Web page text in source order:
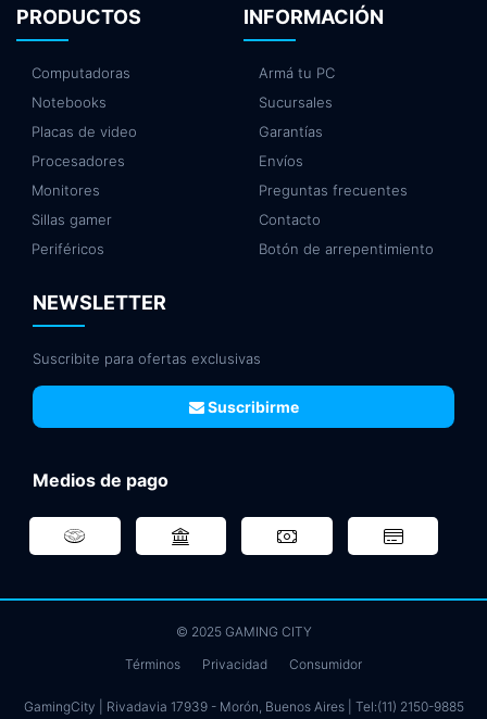
PRODUCTOS
Computadoras
Notebooks
Placas de video
Procesadores
Monitores
Sillas gamer
Periféricos
INFORMACIÓN
Armá tu PC
Sucursales
Garantías
Envíos
Preguntas frecuentes
Contacto
Botón de arrepentimiento
NEWSLETTER
Suscribite para ofertas exclusivas
Suscribirme
Medios de pago
© 2025 GAMING CITY
Términos
Privacidad Consumidor
GamingCity | Rivadavia 17939 - Morón, Buenos Aires | Tel:(11) 2150-9885